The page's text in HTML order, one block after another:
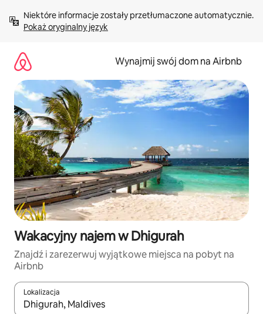
treści Pokaż oryginalny język
Wynajmij swój dom na Airbnb
Wakacyjny najem w Dhigurah
Znajdź i zarezerwuj wyjątkowe miejsca na pobyt na
Airbnb
Lokalizacja
Gdy wyniki będą dostępne, możesz poruszać się po nich za